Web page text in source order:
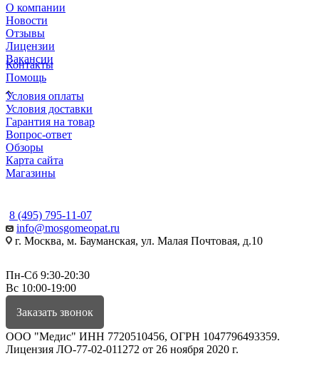
О компании
Новости
Отзывы
Лицензии
Вакансии
Контакты
Помощь
Условия оплаты
Условия доставки
Гарантия на товар
Вопрос-ответ
Обзоры
Карта сайта
Магазины
8 (495) 795-11-07
info@mosgomeopat.ru
г. Москва, м. Бауманская, ул. Малая Почтовая, д.10
Пн-Сб 9:30-20:30
Вс 10:00-19:00
Заказать звонок
ООО "Медис" ИНН 7720510456, ОГРН 1047796493359.
Лицензия ЛО-77-02-011272 от 26 ноября 2020 г.